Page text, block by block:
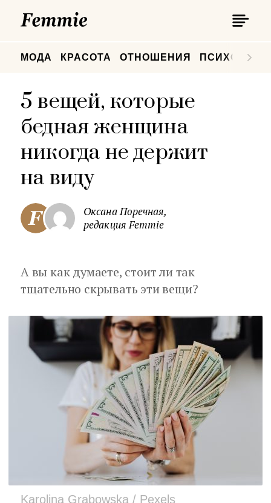
МОДА КРАСОТА ОТНОШЕНИЯ
5 вещей, которые
бедная женщина
никогда не держит
на виду
Оксана Поречная,
редакция Femmie
А вы как думаете, стоит ли так
тщательно скрывать эти вещи?
Karolina Grabowska / Pexels